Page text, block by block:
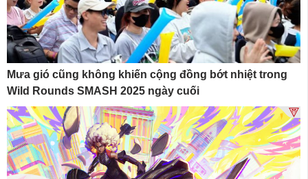
Mưa gió cũng không khiến cộng đồng bớt nhiệt trong
Wild Rounds SMASH 2025 ngày cuối